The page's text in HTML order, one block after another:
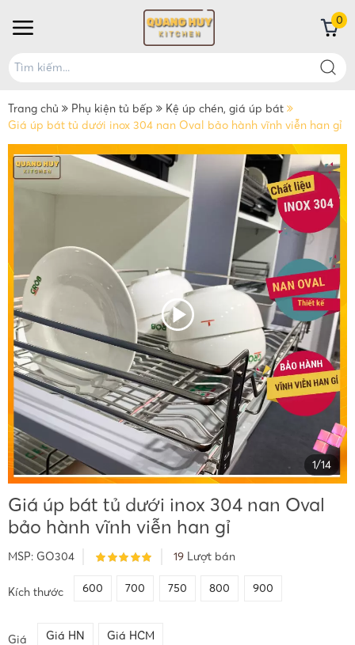
0
Trang chủ Phụ kiện tủ bếp
Kệ úp chén, giá úp bát
Giá úp bát tủ dưới inox 304 nan Oval bảo hành vĩnh viễn han gỉ
1/14
Giá úp bát tủ dưới inox 304 nan Oval
bảo hành vĩnh viễn han gỉ
MSP: GO304 19Lượt bán
Kích thước 600 700 750 800 900
Giá Giá HN Giá HCM